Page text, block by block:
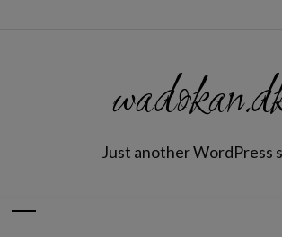
Just another WordPress